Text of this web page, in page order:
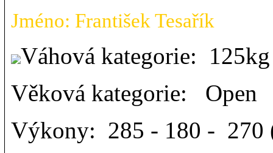
Jméno: František Tesařík
Váhová kategorie:
Věková kategorie: Open
Výkony: 285 - 180 - 270